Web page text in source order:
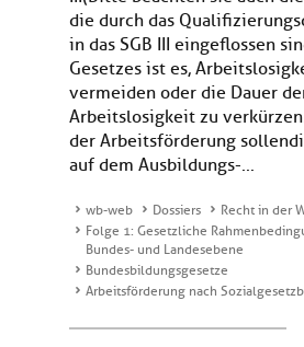
die durch das
in das SGB III eingeflossen
Gesetzes ist es,
vermeiden oder die Dauer
Arbeitslosigkeit zu
der Arbeitsförderung
auf dem Ausbildungs-...
wb-web Dossiers
Recht in der
Folge 1: Gesetzliche
Bundes- und Landesebene
Bundesbildungsgesetze
Arbeitsförderung nach